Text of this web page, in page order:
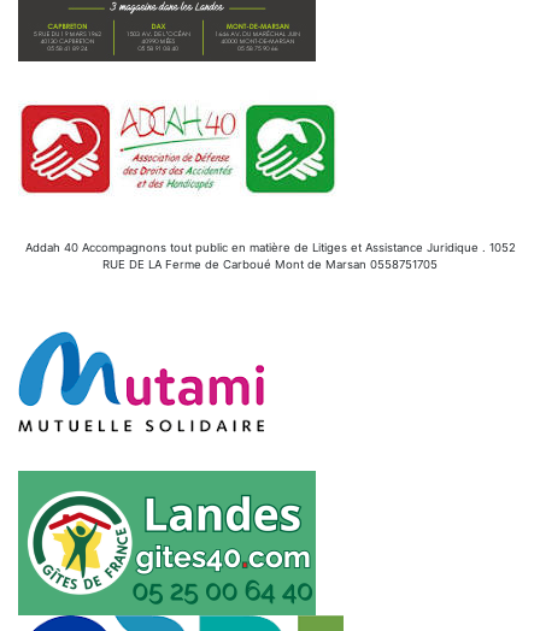
Addah 40 Accompagnons tout public en matière de Litiges et Assistance Juridique . 1052
RUE DE LA Ferme de Carboué Mont de Marsan 0558751705